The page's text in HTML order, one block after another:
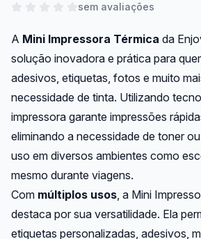
sem avaliações
A Mini Impressora Térmica da
solução inovadora e prática para
adesivos, etiquetas, fotos e muito
necessidade de tinta. Utilizando
impressora garante impressões
eliminando a necessidade de toner
uso em diversos ambientes como
mesmo durante viagens.
Com múltiplos usos, a Mini
destaca por sua versatilidade. Ela
etiquetas personalizadas, adesivos,